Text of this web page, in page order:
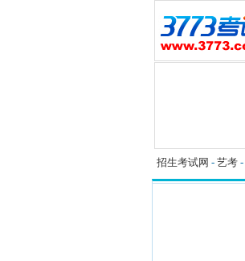
招生考试网 - 艺考 -